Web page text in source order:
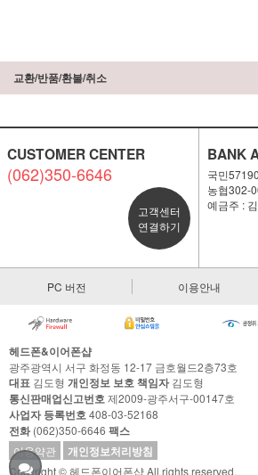
교환/반품/환불/취소
CUSTOMER CENTER
(062)350-6646
고객센터
연결하기
BANK
국민
농협302-
예금주 :
PC 버전 이용안내
헤드폰&이어폰샵
광주광역시 서구 화정동 12-17 금호월드2층73호
대표 김도형 개인정보 보호 책임자김도형
통신판매업신고번호제2009-광주서구-00147호
사업자 등록번호408-03-52168
전화(062)350-6646 팩스
이용약관 개인정보처리방침
Copyright © 헤드폰이어폰샵 All rights reserved.